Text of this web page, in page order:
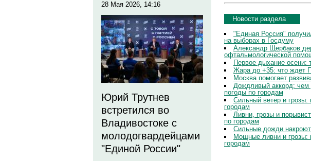
28 Мая 2026, 14:16
Юрий Трутнев
встретился во
Владивостоке с
молодогвардейцами
"Единой России"
Новости раздела
"Единая Россия"
на выборах в Госдуму
Александр Щербаков
офтальмологической
Первое дыхание осени:
Жара до +35: что ждет
Москва помогает
Дождливый аккорд: чем
погоды по городам
Сильный ветер и грозы:
городам
Ливни, грозы и
по городам
Сильные дожди
Мощные ливни и грозы:
городам